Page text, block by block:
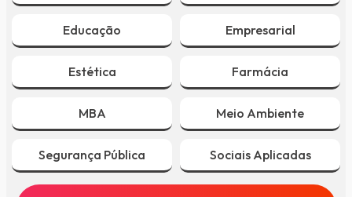
Educação
Estética
MBA
Segurança Pública
Empresarial
Farmácia
Meio Ambiente
Sociais Aplicadas